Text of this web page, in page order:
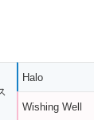
Halo
Wishing Well